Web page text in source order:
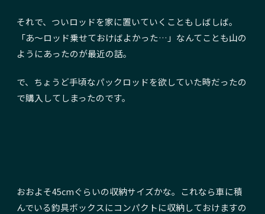
それで、ついロッドを家に置いていくこともしばしば。
「あ～ロッド乗せておけばよかった…」なんてことも山の
ようにあったのが最近の話。
で、ちょうど手頃なパックロッドを欲していた時だったの
で購入してしまったのです。
おおよそ45cmぐらいの収納サイズかな。これなら車に積
んでいる釣具ボックスにコンパクトに収納しておけますの